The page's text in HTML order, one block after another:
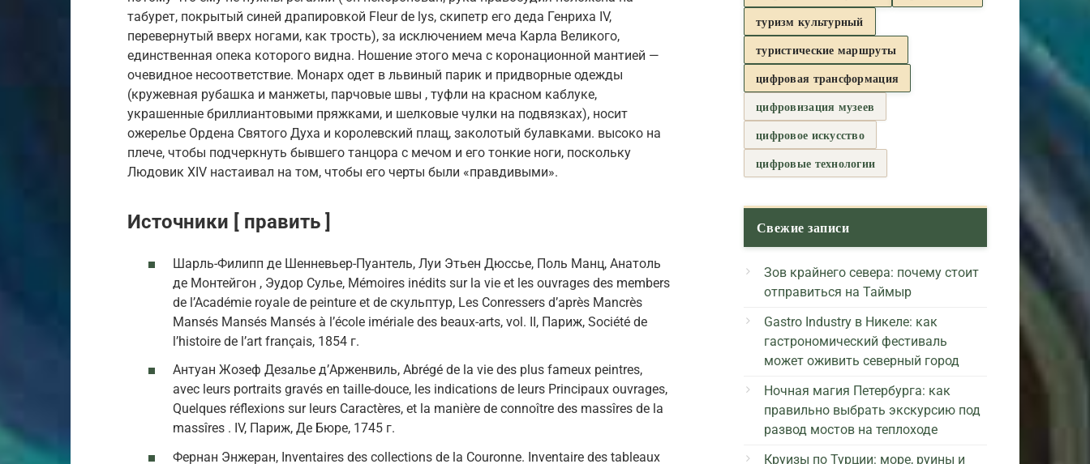
табурет, покрытый синей драпировкой Fleur de lys, скипетр его деда Генриха IV,
перевернутый вверх ногами, как трость), за исключением меча Карла Великого,
единственная опека которого видна. Ношение этого меча с коронационной мантией —
очевидное несоответствие. Монарх одет в львиный парик и придворные одежды
(кружевная рубашка и манжеты, парчовые швы , туфли на красном каблуке,
украшенные бриллиантовыми пряжками, и шелковые чулки на подвязках), носит
ожерелье Ордена Святого Духа и королевский плащ, заколотый булавками. высоко на
плече, чтобы подчеркнуть бывшего танцора с мечом и его тонкие ноги, поскольку
Людовик XIV настаивал на том, чтобы его черты были «правдивыми».
Источники [ править ]
Шарль-Филипп де Шенневьер-Пуантель, Луи Этьен Дюссье, Поль Манц, Анатоль
де Монтейгон , Эудор Сулье, Mémoires inédits sur la vie et les ouvrages des members
de l’Académie royale de peinture et de скульптур, Les Conressers d’après Mancrès
Mansés Mansés Mansés à l’école imériale des beaux-arts, vol. II, Париж, Société de
l’histoire de l’art français, 1854 г.
Антуан Жозеф Дезалье д’Арженвиль, Abrégé de la vie des plus fameux peintres,
avec leurs portraits gravés en taille-douce, les indications de leurs Principaux ouvrages,
Quelques réflexions sur leurs Caractères, et la manière de connoître des massîres de la
massîres . IV, Париж, Де Бюре, 1745 г.
Фернан Энжеран, Inventaires des collections de la Couronne. Inventaire des tableaux
туризм культурный
туристические маршруты
цифровая трансформация
цифровизация музеев
цифровое искусство
цифровые технологии
Свежие записи
Зов крайнего севера: почему стоит
отправиться на Таймыр
Gastro Industry в Никеле: как
гастрономический фестиваль
может оживить северный город
Ночная магия Петербурга: как
правильно выбрать экскурсию под
развод мостов на теплоходе
Круизы по Турции: море, руины и